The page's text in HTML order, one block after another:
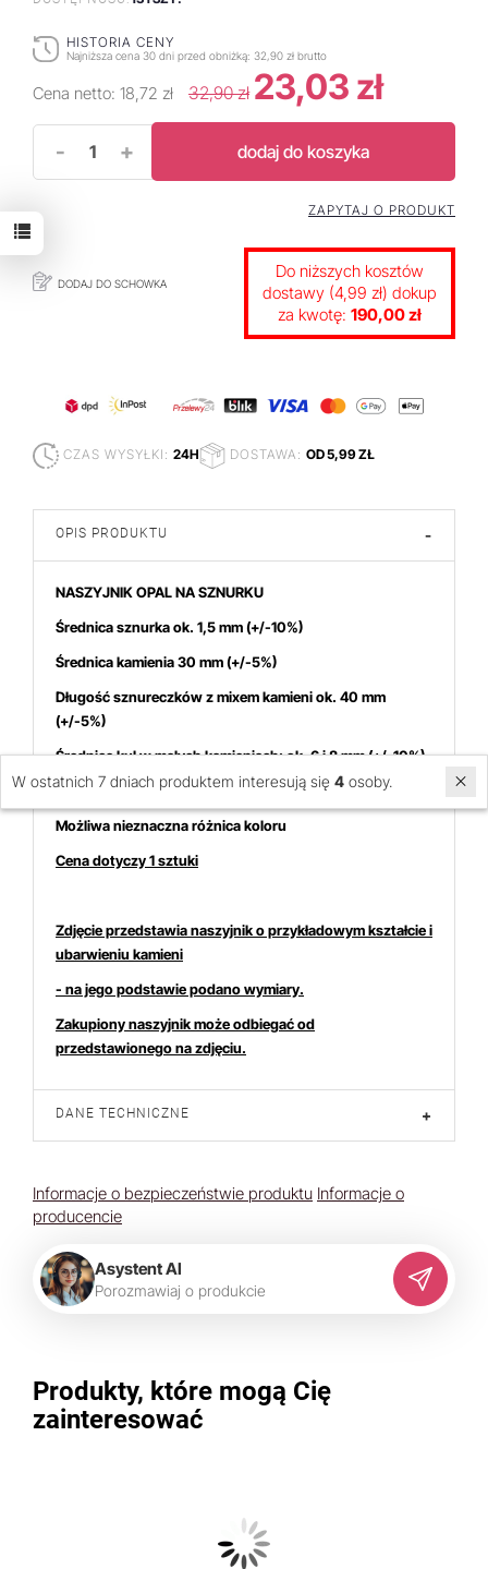
HISTORIA CENY
Najniższa cena 30 dni przed obniżką: 32,90 zł brutto
Cena netto: 18,72 zł 32,90 zł 23,03 zł
- + dodaj do koszyka
DODAJ DO SCHOWKA
ZAPYTAJ O PRODUKT
Do niższych kosztów
dostawy (4,99 zł) dokup
za kwotę: 190,00 zł
CZAS WYSYŁKI: 24H DOSTAWA: OD 5,99 ZŁ
OPIS PRODUKTU -
NASZYJNIK OPAL NA SZNURKU
Średnica sznurka ok. 1,5 mm (+/-10%)
Średnica kamienia 30 mm (+/-5%)
Długość sznureczków z mixem kamieni ok. 40 mm
(+/-5%)
Średnice kul w małych kamieniach: ok. 6 i 8 mm (+/-10%)
Obwód regulowany do 72 cm (+/-5%)
Możliwa nieznaczna różnica koloru
Cena dotyczy 1 sztuki
Zdjęcie przedstawia naszyjnik o przykładowym kształcie i
ubarwieniu kamieni
- na jego podstawie podano wymiary.
Zakupiony naszyjnik może odbiegać od
przedstawionego na zdjęciu.
DANE TECHNICZNE +
Informacje o bezpieczeństwie produktu Informacje o
producencie
Asystent AI
Porozmawiaj o produkcie
Produkty, które mogą Cię
zainteresować
W ostatnich 7 dniach produktem interesują się 4 osoby.